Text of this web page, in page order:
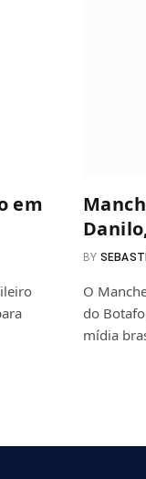
em
BY
O
do
mídia